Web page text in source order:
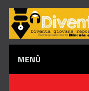
MENÙ